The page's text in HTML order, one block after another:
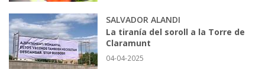
SALVADOR ALANDI
La tiranía del soroll a la Torre de
Claramunt
04-04-2025